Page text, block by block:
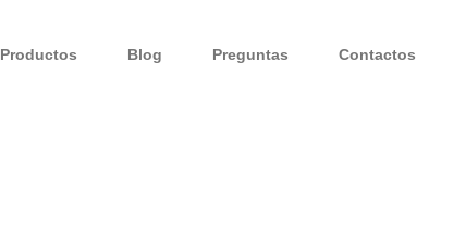
Productos Blog Preguntas Contactos